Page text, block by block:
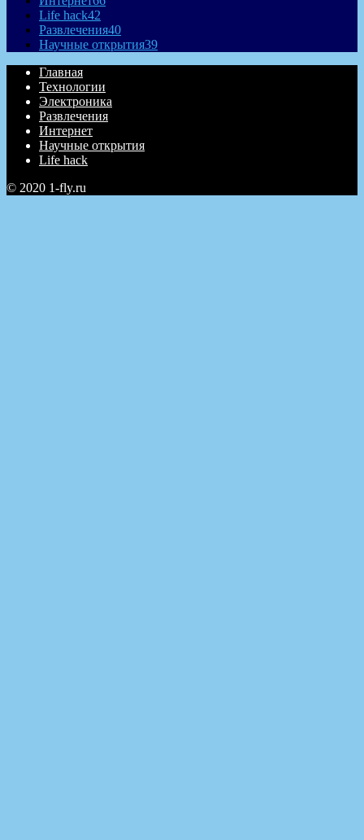
Life hack42
Развлечения40
Научные открытия39
Главная
Технологии
Электроника
Развлечения
Интернет
Научные открытия
Life hack
© 2020 1-fly.ru